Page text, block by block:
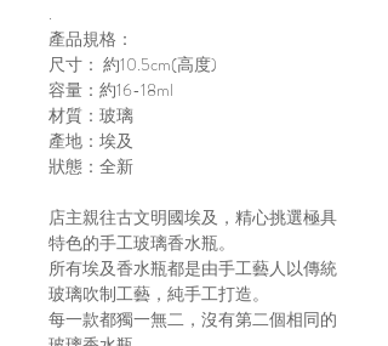
.
產品規格：
尺寸： 約10.5cm(高度)
容量：約16-18ml
材質：玻璃
產地：埃及
狀態：全新
店主親往古文明國埃及，精心挑選極具
特色的手工玻璃香水瓶。
所有埃及香水瓶都是由手工藝人以傳統
玻璃吹制工藝，純手工打造。
每一款都獨一無二，沒有第二個相同的